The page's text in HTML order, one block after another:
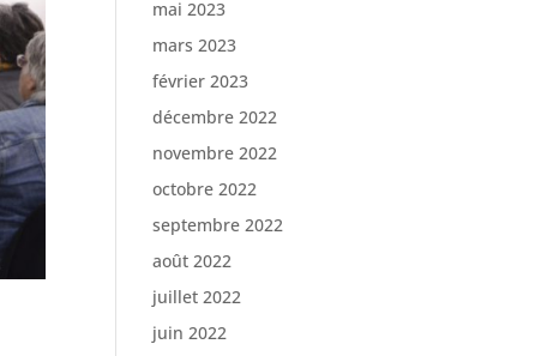
mai 2023
mars 2023
février 2023
décembre 2022
novembre 2022
octobre 2022
septembre 2022
août 2022
juillet 2022
juin 2022